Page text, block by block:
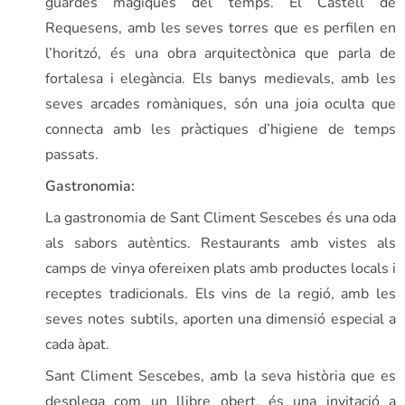
Requesens, amb les seves torres que es perfilen en
l’horitzó, és una obra arquitectònica que parla de
fortalesa i elegància. Els banys medievals, amb les
seves arcades romàniques, són una joia oculta que
connecta amb les pràctiques d’higiene de temps
passats.
Gastronomia:
La gastronomia de Sant Climent Sescebes és una oda
als sabors autèntics. Restaurants amb vistes als
camps de vinya ofereixen plats amb productes locals i
receptes tradicionals. Els vins de la regió, amb les
seves notes subtils, aporten una dimensió especial a
cada àpat.
Sant Climent Sescebes, amb la seva història que es